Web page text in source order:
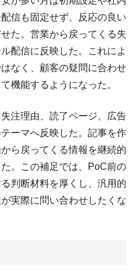
信も固定せず、反応の良い
た。営業から戻ってくる失
配信に反映した。これによ
なく、顧客の疑問に合わせ
機能するようになった。
注理由、読了ページ、広告
ーマへ反映した。記事を作
ら戻ってくる情報を継続的
。この補足では、PoC前の
判断材料を厚くし、汎用的
実際に問い合わせしたくな